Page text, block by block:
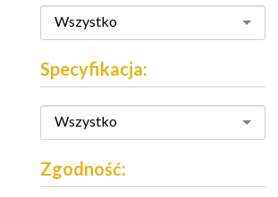
Wszystko
Specyfikacja:
Wszystko
Zgodność: